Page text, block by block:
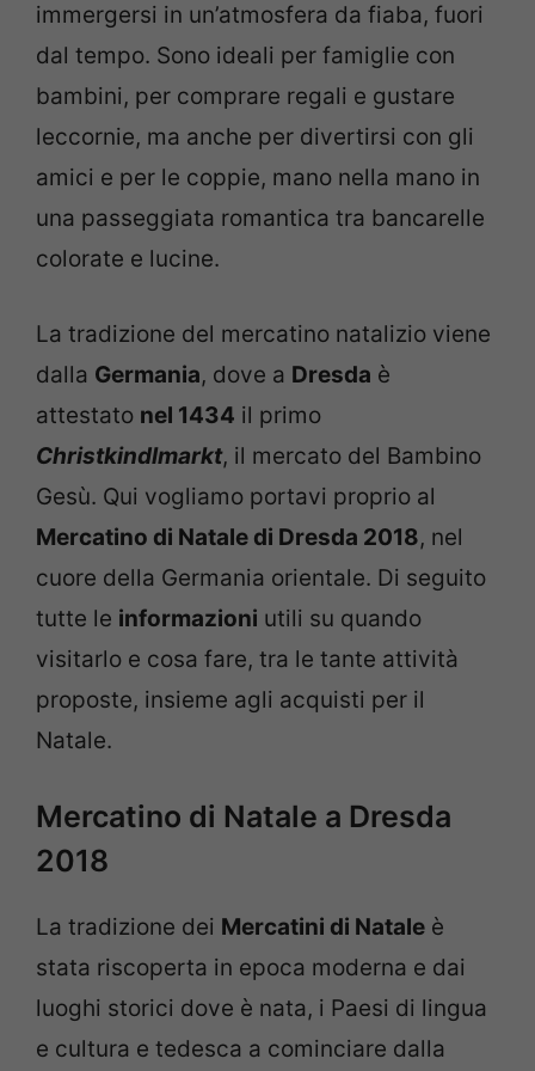
immergersi in un’atmosfera da fiaba, fuori
dal tempo. Sono ideali per famiglie con
bambini, per comprare regali e gustare
leccornie, ma anche per divertirsi con gli
amici e per le coppie, mano nella mano in
una passeggiata romantica tra bancarelle
colorate e lucine.
La tradizione del mercatino natalizio viene
dalla Germania, dove a Dresda è
attestato nel 1434 il primo
Christkindlmarkt, il mercato del Bambino
Gesù. Qui vogliamo portavi proprio al
Mercatino di Natale di Dresda 2018, nel
cuore della Germania orientale. Di seguito
tutte le informazioni utili su quando
visitarlo e cosa fare, tra le tante attività
proposte, insieme agli acquisti per il
Natale.
Mercatino di Natale a Dresda
2018
La tradizione dei Mercatini di Natale è
stata riscoperta in epoca moderna e dai
luoghi storici dove è nata, i Paesi di lingua
e cultura e tedesca a cominciare dalla